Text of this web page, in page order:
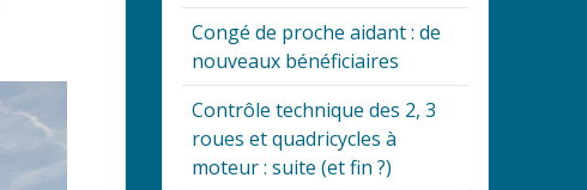
Congé de proche aidant : de
nouveaux bénéficiaires
Contrôle technique des 2, 3
roues et quadricycles à
moteur : suite (et fin ?)